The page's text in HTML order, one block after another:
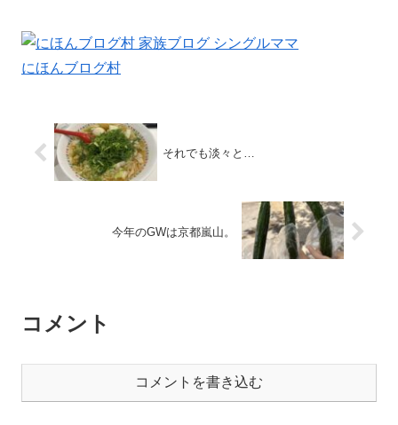
にほんブログ村
それでも淡々と…
今年のGWは京都嵐山。
コメント
コメントを書き込む